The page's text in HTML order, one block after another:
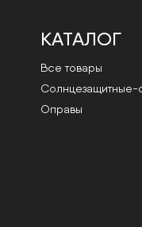
КАТАЛОГ
Все товары
Cолнцезащитные-
Оправы